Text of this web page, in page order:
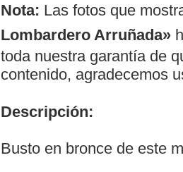
Nota: Las fotos que
Lombardero Arruñada»
toda nuestra garantía de
contenido, agradecemos
Descripción:
Busto en bronce de este